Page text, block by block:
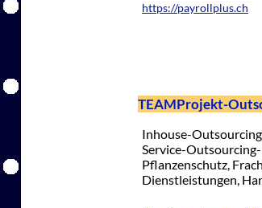
https://payrollplus.ch
TEAMProjekt-
Inhouse-
Service-
Pflanzenschutz,
Dienstleistungen,